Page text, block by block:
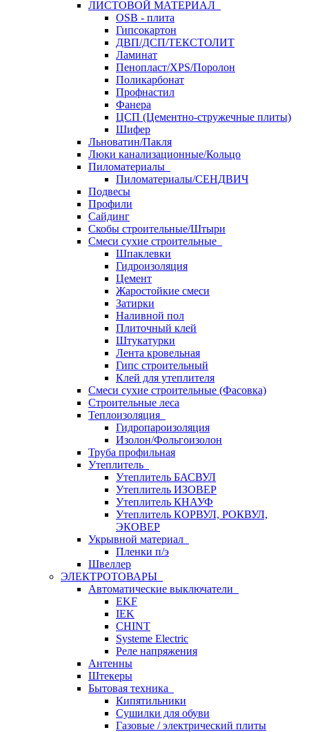
ЛИСТОВОЙ МАТЕРИАЛ
OSB - плита
Гипсокартон
ДВП/ДСП/ТЕКСТОЛИТ
Ламинат
Пенопласт/XPS/Поролон
Поликарбонат
Профнастил
Фанера
ЦСП (Цементно-стружечные плиты)
Шифер
Льноватин/Пакля
Люки канализационные/Кольцо
Пиломатериалы
Пиломатериалы/СЕНДВИЧ
Подвесы
Профили
Сайдинг
Скобы строительные/Штыри
Смеси сухие строительные
Шпаклевки
Гидроизоляция
Цемент
Жаростойкие смеси
Затирки
Наливной пол
Плиточный клей
Штукатурки
Лента кровельная
Гипс строительный
Клей для утеплителя
Смеси сухие строительные (Фасовка)
Строительные леса
Теплоизоляция
Гидропароизоляция
Изолон/Фольгоизолон
Труба профильная
Утеплитель
Утеплитель БАСВУЛ
Утеплитель ИЗОВЕР
Утеплитель КНАУФ
Утеплитель КОРВУЛ, РОКВУЛ,
ЭКОВЕР
Укрывной материал
Пленки п/э
Швеллер
ЭЛЕКТРОТОВАРЫ
Автоматические выключатели
EKF
IEK
CHINT
Systeme Electric
Реле напряжения
Антенны
Штекеры
Бытовая техника
Кипятильники
Сушилки для обуви
Газовые / электрический плиты